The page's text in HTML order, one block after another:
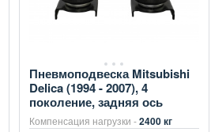
Пневмоподвеска Mitsubishi
Delica (1994 - 2007), 4
поколение, задняя ось
Компенсация нагрузки -2400 кг